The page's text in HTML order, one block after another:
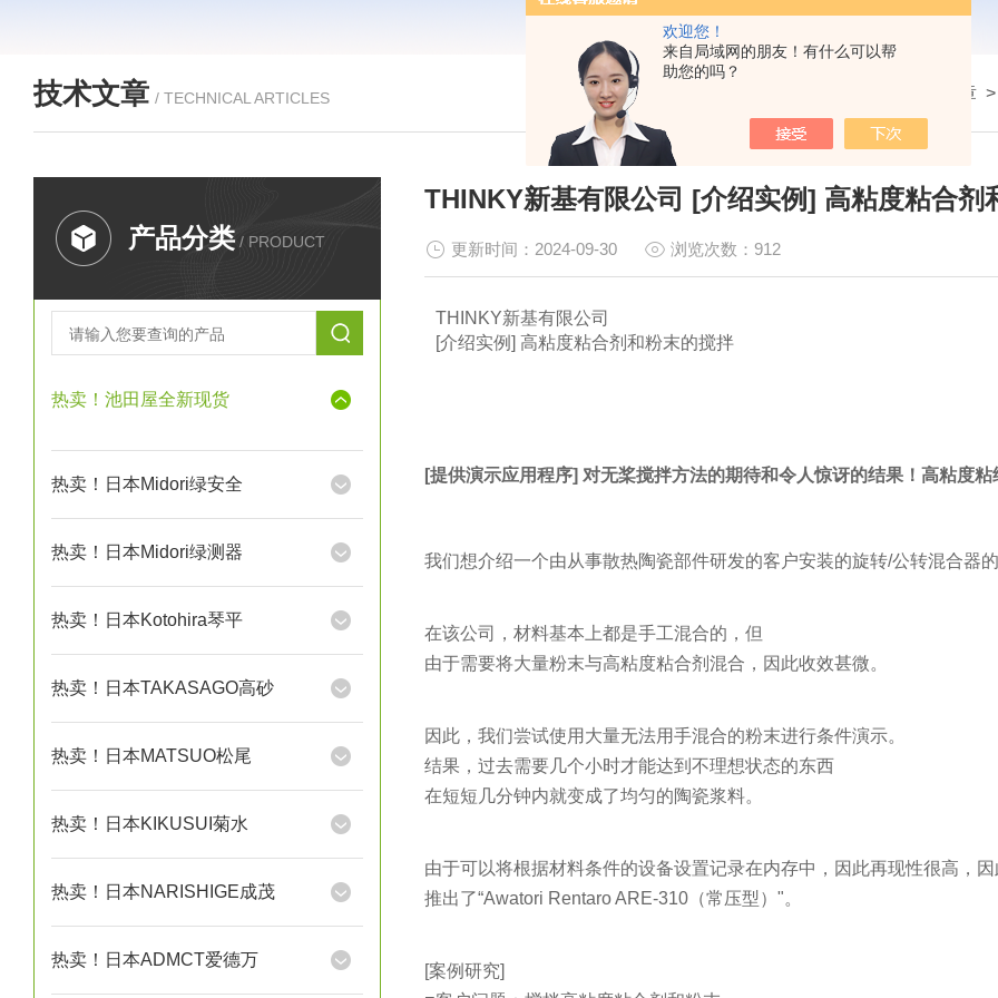
欢迎您！
来自局域网的朋友！有什么可以帮
助您的吗？
技术文章 / TECHNICAL ARTICLES 技术文章 >
产品分类 / PRODUCT
热卖！池田屋全新现货
热卖！日本Midori绿安全
热卖！日本Midori绿测器
热卖！日本Kotohira琴平
热卖！日本TAKASAGO高砂
热卖！日本MATSUO松尾
热卖！日本KIKUSUI菊水
热卖！日本NARISHIGE成茂
热卖！日本ADMCT爱德万
THINKY新基有限公司 [介绍实例] 高粘度粘合剂
更新时间：2024-09-30 浏览次数：912
THINKY新基有限公司
[介绍实例] 高粘度粘合剂和粉末的搅拌
[提供演示应用程序] 对无桨搅拌方法的期待和令人惊讶的结果！ 高粘度粘
我们想介绍一个由从事散热陶瓷部件研发的客户安装的旋转/公转混合器的
在该公司，材料基本上都是手工混合的，但
由于需要将大量粉末与高粘度粘合剂混合，因此收效甚微。
因此，我们尝试使用大量无法用手混合的粉末进行条件演示。
结果，过去需要几个小时才能达到不理想状态的东西
在短短几分钟内就变成了均匀的陶瓷浆料。
由于可以将根据材料条件的设备设置记录在内存中，因此再现性很高，因
推出了“Awatori Rentaro ARE-310（常压型）"。
[案例研究]